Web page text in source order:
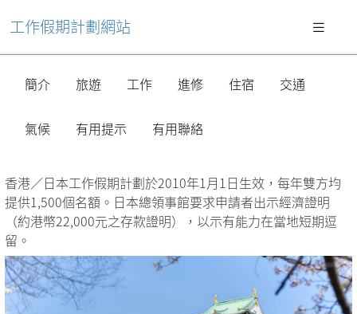
工作假期計劃網站
簡介 旅遊 工作 進修 住宿 交通
氣候 有用提示 有用聯絡
香港／日本工作假期計劃於2010年1月1日生效，每年雙方均
提供1,500個名額。日本總領事館要求申請者出示經濟證明
（約港幣22,000元之存款證明），以示有能力在當地短期逗
留。